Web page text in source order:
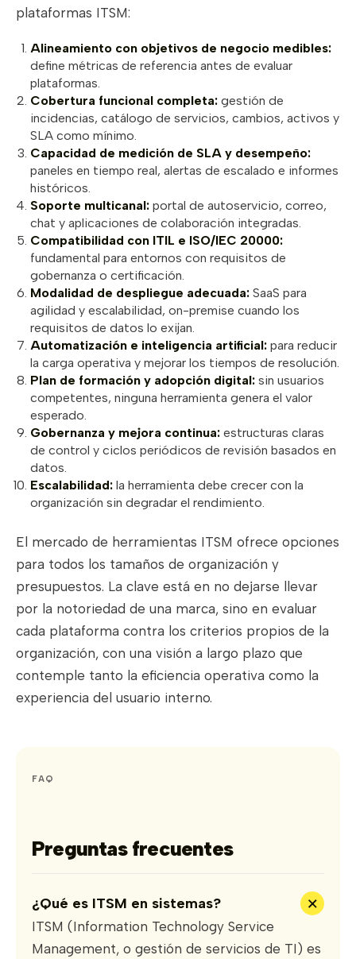
plataformas ITSM:
Alineamiento con objetivos de negocio medibles:
define métricas de referencia antes de evaluar
plataformas.
Cobertura funcional completa:gestión de
incidencias, catálogo de servicios, cambios, activos y
SLA como mínimo.
Capacidad de medición de SLA y desempeño:
paneles en tiempo real, alertas de escalado e informes
históricos.
Soporte multicanal:portal de autoservicio, correo,
chat y aplicaciones de colaboración integradas.
Compatibilidad con ITIL e ISO/IEC 20000:
fundamental para entornos con requisitos de
gobernanza o certificación.
Modalidad de despliegue adecuada:SaaS para
agilidad y escalabilidad, on-premise cuando los
requisitos de datos lo exijan.
Automatización e inteligencia artificial:para reducir
la carga operativa y mejorar los tiempos de resolución.
Plan de formación y adopción digital:sin usuarios
competentes, ninguna herramienta genera el valor
esperado.
Gobernanza y mejora continua:estructuras claras
de control y ciclos periódicos de revisión basados en
datos.
Escalabilidad:la herramienta debe crecer con la
organización sin degradar el rendimiento.
El mercado de herramientas ITSM ofrece opciones
para todos los tamaños de organización y
presupuestos. La clave está en no dejarse llevar
por la notoriedad de una marca, sino en evaluar
cada plataforma contra los criterios propios de la
organización, con una visión a largo plazo que
contemple tanto la eficiencia operativa como la
experiencia del usuario interno.
FAQ
Preguntas frecuentes
¿Qué es ITSM en sistemas? +
ITSM (Information Technology Service
Management, o gestión de servicios de TI) es